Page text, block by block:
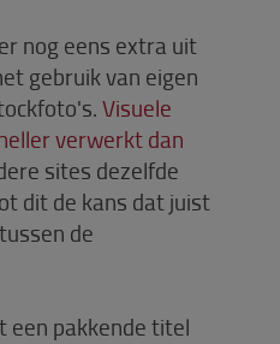
nog eens extra uit
gebruik van eigen
Visuele
verwerkt dan
sites dezelfde
dit de kans dat juist
de
een pakkende titel